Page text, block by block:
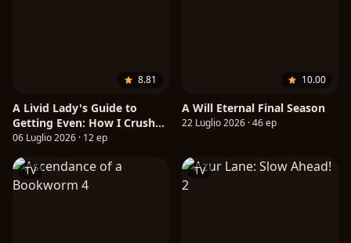
8.81
A Livid Lady's Guide to
Getting Even: How I Crushed
My Homeland with My
06 Luglio 2026 · 12 ep
10.00
A Will Eternal Final Season
22 Luglio 2026 · 46 ep
TV TV